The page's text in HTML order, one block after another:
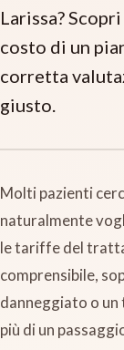
Larissa?
costo di un
corretta
giusto.
Molti pazienti
naturalmente
le tariffe del
comprensibile,
danneggiato o
più di un